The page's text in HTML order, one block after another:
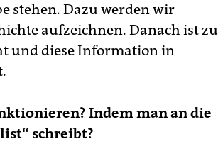
stehen. Dazu werden wir
aufzeichnen. Danach ist zu
und diese Information in
Indem man an die
schreibt?